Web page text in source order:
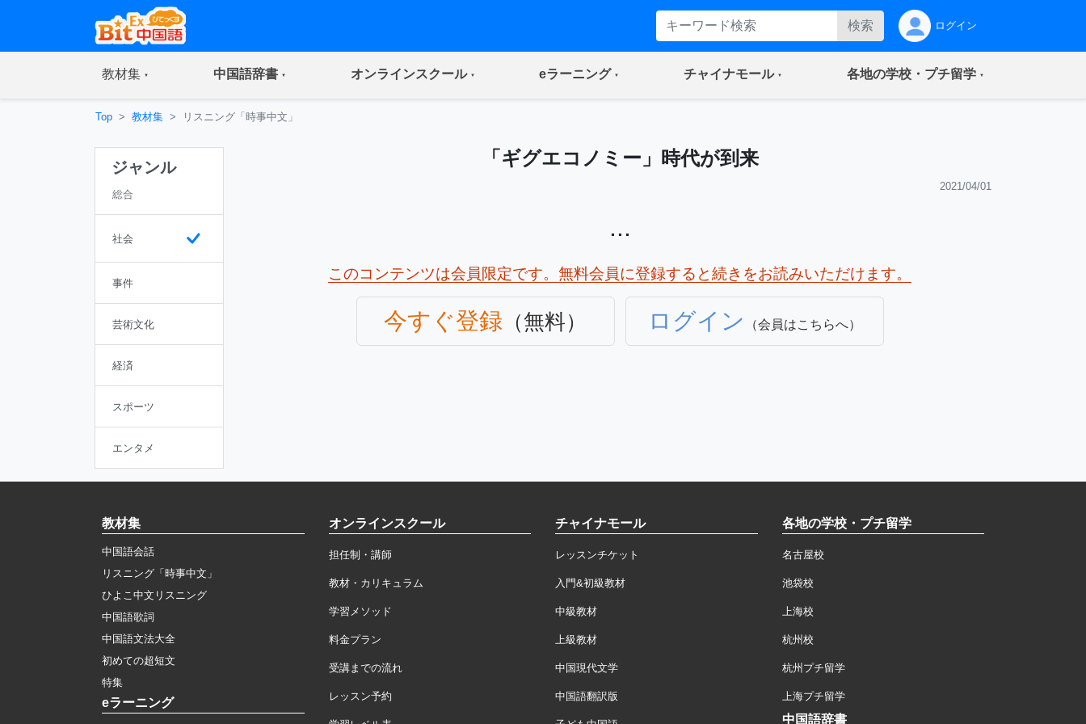
検索 ログイン
教材集(current) 中国語辞書(current) オンラインスクール(current) eラーニング(current) チャイナモール(current) 各地の学校・プチ留学(current)
Top 教材集 リスニング「時事中文」
ジャンル
総合
社会
事件
芸術文化
経済
スポーツ
エンタメ
「ギグエコノミー」時代が到来
2021/04/01
...
このコンテンツは会員限定です。無料会員に登録すると続きをお読みいただけます。
今すぐ登録 （無料） ログイン （会員はこちらへ）
教材集
中国語会話
リスニング「時事中文」
ひよこ中文リスニング
中国語歌詞
中国語文法大全
初めての超短文
特集
eラーニング
オンラインスクール
担任制・講師
教材・カリキュラム
学習メソッド
料金プラン
受講までの流れ
レッスン予約
チャイナモール
レッスンチケット
入門&初級教材
中級教材
上級教材
中国現代文学
中国語翻訳版
各地の学校・プチ留学
名古屋校
池袋校
上海校
杭州校
杭州プチ留学
上海プチ留学
中国語辞書